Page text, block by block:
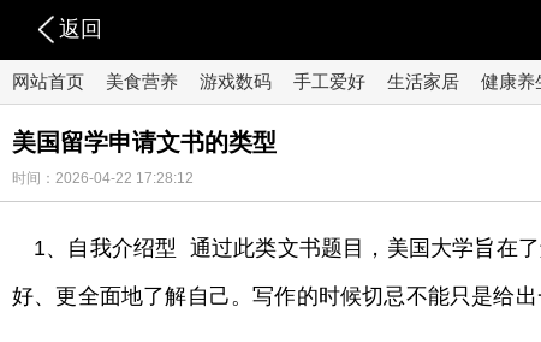
返回
网站首页 美食营养 游戏数码 手工爱好 生活家居 健康养
美国留学申请文书的类型
时间：2026-04-22 17:28:12
1、自我介绍型 通过此类文书题目，美国大学旨在
好、更全面地了解自己。写作的时候切忌不能只是给